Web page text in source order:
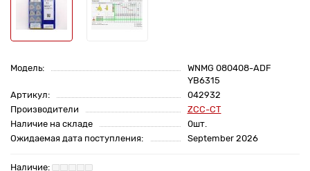
Модель:
WNMG 080408-ADF
YB6315
Артикул:
042932
Производители
ZCC-CT
Наличие на складе
0шт.
Ожидаемая дата поступления:
September 2026